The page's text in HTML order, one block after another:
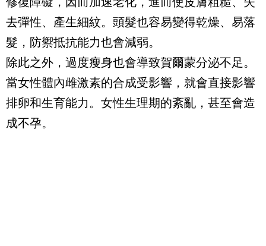
去彈性、產生細紋。頭髮也容易變得乾燥、易落
髮，防禦抵抗能力也會減弱。
除此之外，過度瘦身也會導致賀爾蒙分泌不足。
當女性體內雌激素的合成受影響，就會直接影響
排卵和生育能力。女性生理期的紊亂，甚至會造
成不孕。